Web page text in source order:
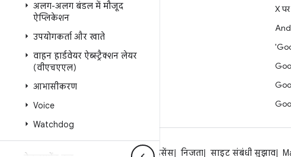
अलग-अलग बंडल में मौजूद
ऐप्लिकेशन
उपयोगकर्ता और खाते
वाहन हार्डवेयर ऐब्स्ट्रैक्शन लेयर
(वीएचएएल)
आभासीकरण
Voice
Watchdog
इस्तेमाल संबंधी ज़रूरी बातें
फ़ैक्ट्री इमेज
ड्राइवर बाइनरी
X
Android के बारे में कानूनी लाइसेंस निजता साइट संबंधी सुझाव